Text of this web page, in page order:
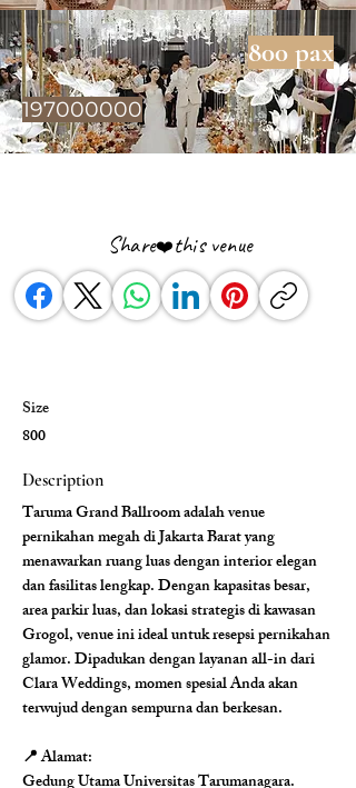
800 pax
197000000
Share❤️this venue
Size
800
Description
Taruma Grand Ballroom adalah venue
pernikahan megah di Jakarta Barat yang
menawarkan ruang luas dengan interior elegan
dan fasilitas lengkap. Dengan kapasitas besar,
area parkir luas, dan lokasi strategis di kawasan
Grogol, venue ini ideal untuk resepsi pernikahan
glamor. Dipadukan dengan layanan all-in dari
Clara Weddings, momen spesial Anda akan
terwujud dengan sempurna dan berkesan.
📍 Alamat: